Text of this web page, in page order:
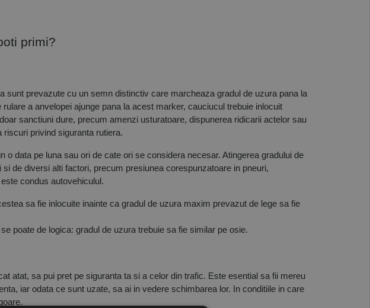
primi?
sunt prevazute cu un semn distinctiv care marcheaza gradul de uzura pana la
a anvelopei ajunge pana la acest marker, cauciucul trebuie inlocuit
sanctiuni dure, precum amenzi usturatoare, dispunerea ridicarii actelor sau
privind siguranta rutiera.
data pe luna sau ori de cate ori se considera necesar. Atingerea gradului de
de diversi alti factori, precum presiunea corespunzatoare in pneuri,
condus autovehiculul.
sa fie inlocuite inainte ca gradul de uzura maxim prevazut de lege sa fie
poate de logica: gradul de uzura trebuie sa fie similar pe osie.
atat, sa pui pret pe siguranta ta si a celor din trafic. Este esential sa fii mereu
iar odata ce sunt uzate, sa ai in vedere schimbarea lor. In conditiile in care